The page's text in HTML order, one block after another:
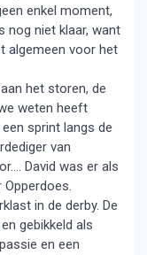
enkel moment,
nog niet klaar, want
algemeen voor het
het storen, de
weten heeft
sprint langs de
van
David was er als
in de derby. De
gebikkeld als
en een